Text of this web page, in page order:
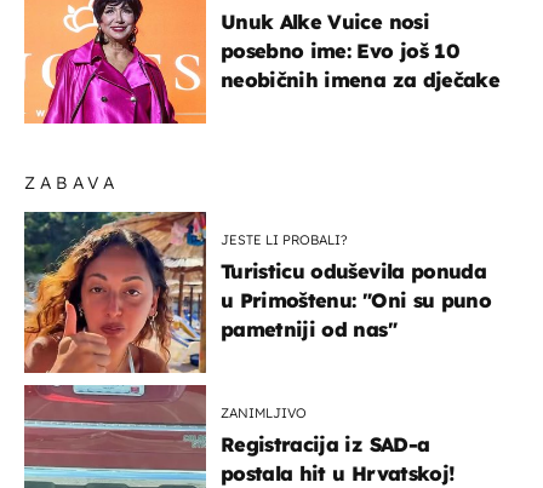
ZABAVA
JESTE LI PROBALI?
Turisticu oduševila ponuda
u Primoštenu: "Oni su puno
pametniji od nas"
ZANIMLJIVO
Registracija iz SAD-a
postala hit u Hrvatskoj!
Unuk Alke Vuice nosi
posebno ime: Evo još 10
neobičnih imena za dječake